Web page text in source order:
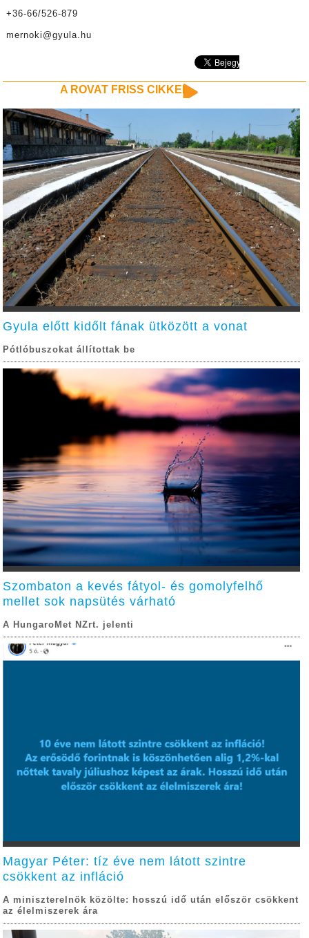
+36-66/526-879
mernoki@gyula.hu
A ROVAT FRISS CIKKEI
Gyula előtt kidőlt fának ütközött a vonat
Pótlóbuszokat állítottak be
Szombaton a kevés fátyol- és gomolyfelhő
mellet sok napsütés várható
A HungaroMet NZrt. jelenti
Magyar Péter: tíz éve nem látott szintre
csökkent az infláció
A miniszterelnök közölte: hosszú idő után először csökkent
az élelmiszerek ára